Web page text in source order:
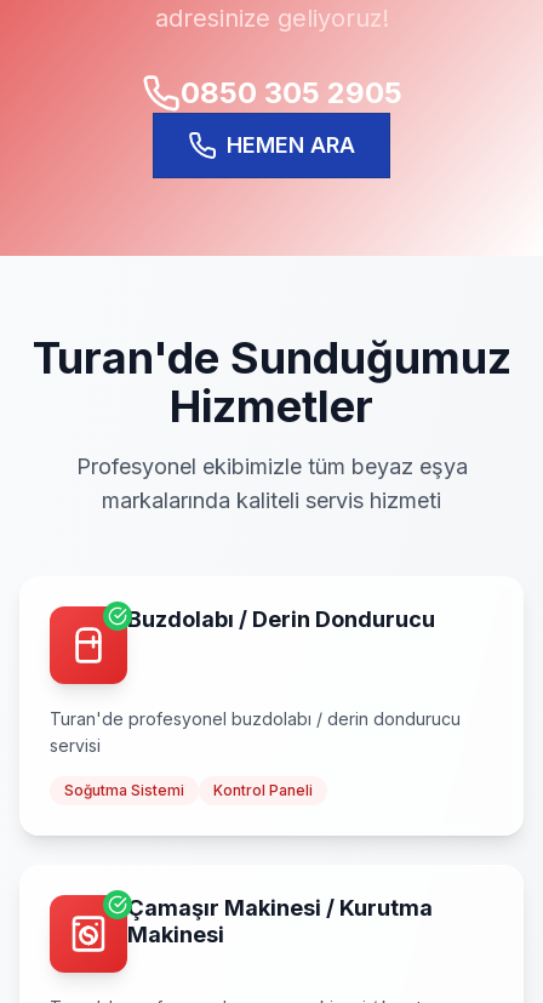
adresinize geliyoruz!
0850 305 2905
HEMEN ARA
Turan'de Sunduğumuz
Hizmetler
Profesyonel ekibimizle tüm beyaz eşya
markalarında kaliteli servis hizmeti
Buzdolabı / Derin Dondurucu
Turan'de profesyonel buzdolabı / derin dondurucu
servisi
Soğutma Sistemi Kontrol Paneli
Çamaşır Makinesi / Kurutma
Makinesi